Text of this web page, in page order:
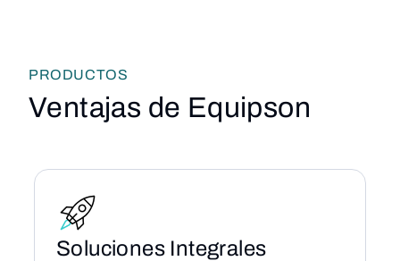
PRODUCTOS
Ventajas de Equipson
Soluciones Integrales